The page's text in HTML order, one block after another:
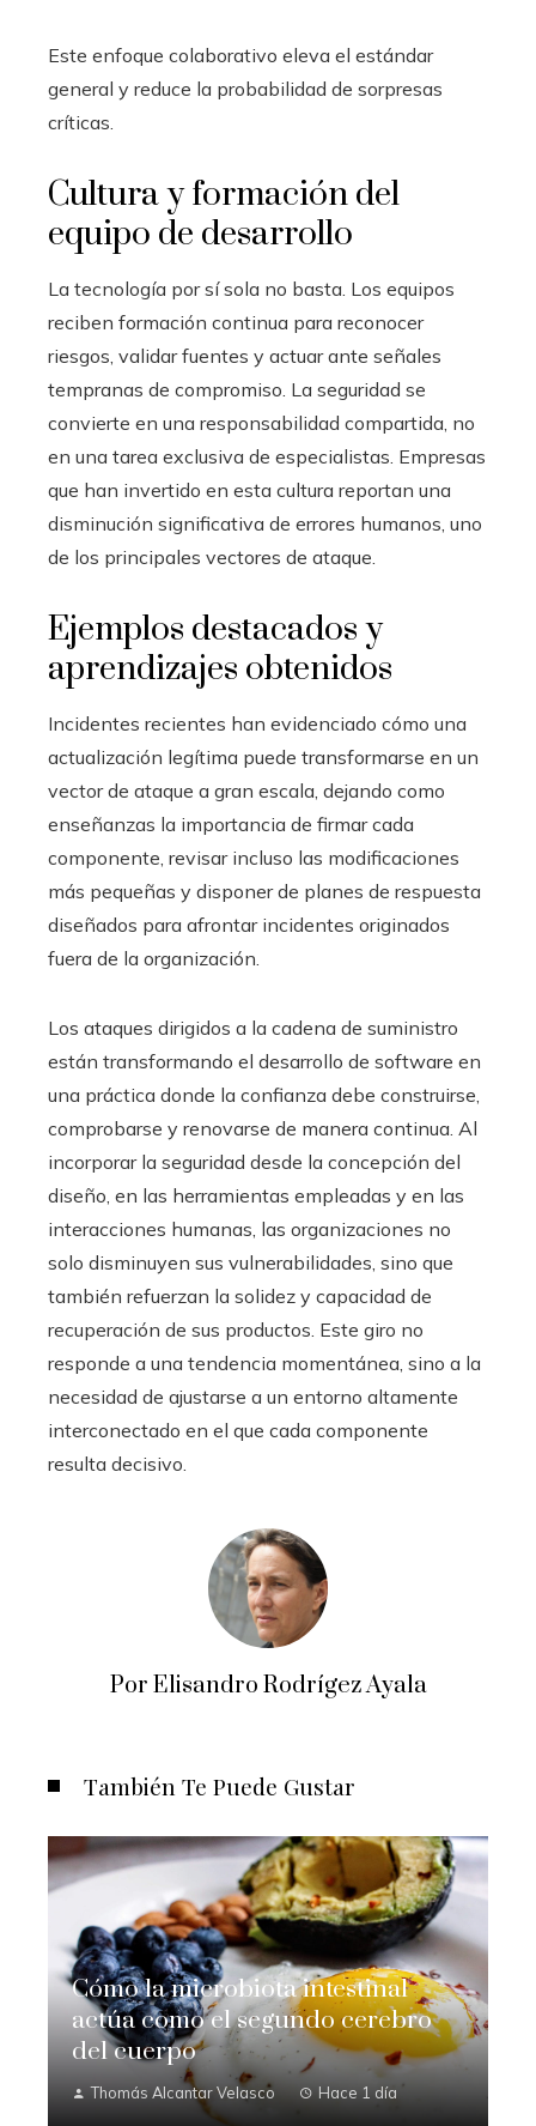
Este enfoque colaborativo eleva el estándar
general y reduce la probabilidad de sorpresas
críticas.
Cultura y formación del
equipo de desarrollo
La tecnología por sí sola no basta. Los equipos
reciben formación continua para reconocer
riesgos, validar fuentes y actuar ante señales
tempranas de compromiso. La seguridad se
convierte en una responsabilidad compartida, no
en una tarea exclusiva de especialistas. Empresas
que han invertido en esta cultura reportan una
disminución significativa de errores humanos, uno
de los principales vectores de ataque.
Ejemplos destacados y
aprendizajes obtenidos
Incidentes recientes han evidenciado cómo una
actualización legítima puede transformarse en un
vector de ataque a gran escala, dejando como
enseñanzas la importancia de firmar cada
componente, revisar incluso las modificaciones
más pequeñas y disponer de planes de respuesta
diseñados para afrontar incidentes originados
fuera de la organización.
Los ataques dirigidos a la cadena de suministro
están transformando el desarrollo de software en
una práctica donde la confianza debe construirse,
comprobarse y renovarse de manera continua. Al
incorporar la seguridad desde la concepción del
diseño, en las herramientas empleadas y en las
interacciones humanas, las organizaciones no
solo disminuyen sus vulnerabilidades, sino que
también refuerzan la solidez y capacidad de
recuperación de sus productos. Este giro no
responde a una tendencia momentánea, sino a la
necesidad de ajustarse a un entorno altamente
interconectado en el que cada componente
resulta decisivo.
Por Elisandro Rodrígez Ayala
También Te Puede Gustar
Cómo la microbiota intestinal
actúa como el segundo cerebro
del cuerpo
Thomás Alcantar Velasco Hace 1 día